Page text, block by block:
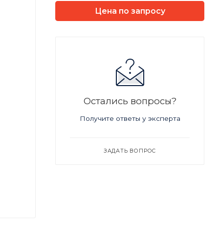
Цена по запросу
Остались вопросы?
Получите ответы у эксперта
ЗАДАТЬ ВОПРОС